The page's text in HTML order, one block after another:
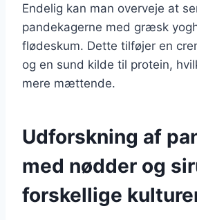
Endelig kan man overveje at
pandekagerne med græsk
flødeskum. Dette tilføjer en
og en sund kilde til protein,
mere mættende.
Udforskning af
med nødder og
forskellige